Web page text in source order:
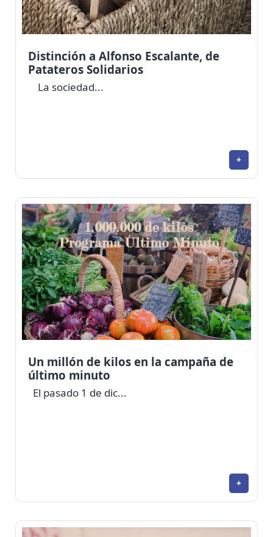
Distinción a Alfonso Escalante, de
Patateros Solidarios
La sociedad...
+
Un millón de kilos en la campaña de
último minuto
El pasado 1 de dic...
+